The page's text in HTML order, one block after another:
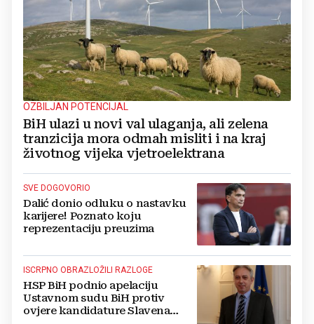
OZBILJAN POTENCIJAL
BiH ulazi u novi val ulaganja, ali zelena
tranzicija mora odmah misliti i na kraj
životnog vijeka vjetroelektrana
SVE DOGOVORIO
Dalić donio odluku o nastavku
karijere! Poznato koju
reprezentaciju preuzima
ISCRPNO OBRAZLOŽILI RAZLOGE
HSP BiH podnio apelaciju
Ustavnom sudu BiH protiv
ovjere kandidature Slavena